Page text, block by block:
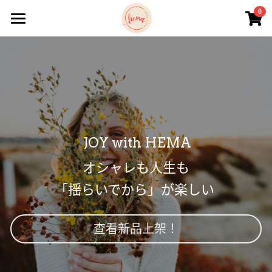
0
主頁
所有商品
所有商品
購買需知
  JOY with HEMA
オシャレも人生も
「揺らいでから」が楽しい
查看新品上架！
×
商品分類